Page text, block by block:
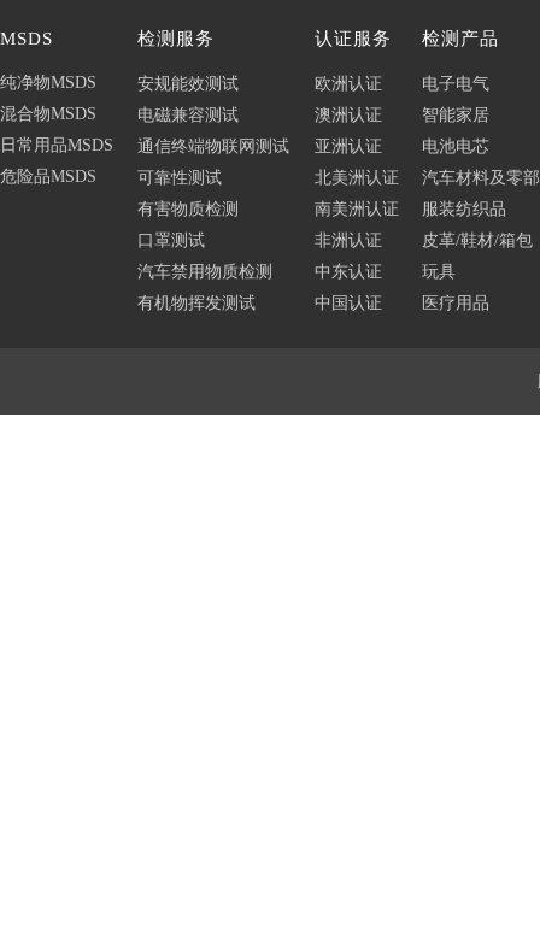
MSDS
纯净物MSDS
混合物MSDS
日常用品MSDS
危险品MSDS
检测服务
安规能效测试
电磁兼容测试
通信终端物联网测试
可靠性测试
有害物质检测
口罩测试
汽车禁用物质检测
有机物挥发测试
认证服务
欧洲认证
澳洲认证
亚洲认证
北美洲认证
南美洲认证
非洲认证
中东认证
中国认证
检测产品
电子电气
智能家居
电池电芯
汽车材料及零
服装纺织品
皮革/鞋材/箱包
玩具
医疗用品